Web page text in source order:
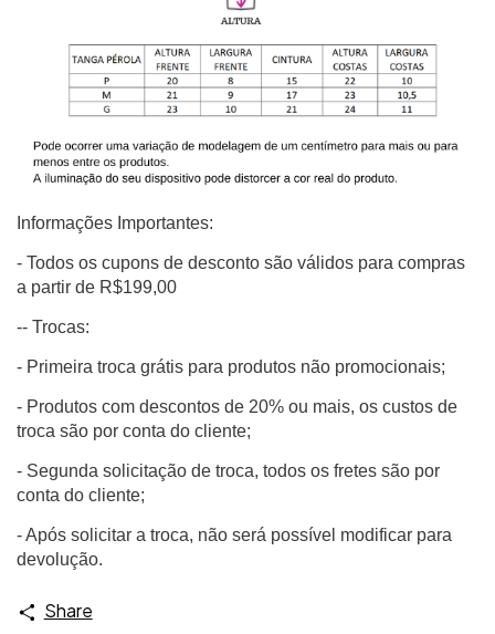
Informações Importantes:
- Todos os cupons de desconto são válidos para compras
a partir de R$199,00
-- Trocas:
- Primeira troca grátis para produtos não promocionais;
- Produtos com descontos de 20% ou mais, os custos de
troca são por conta do cliente;
- Segunda solicitação de troca, todos os fretes são por
conta do cliente;
- Após solicitar a troca, não será possível modificar para
devolução.
Share